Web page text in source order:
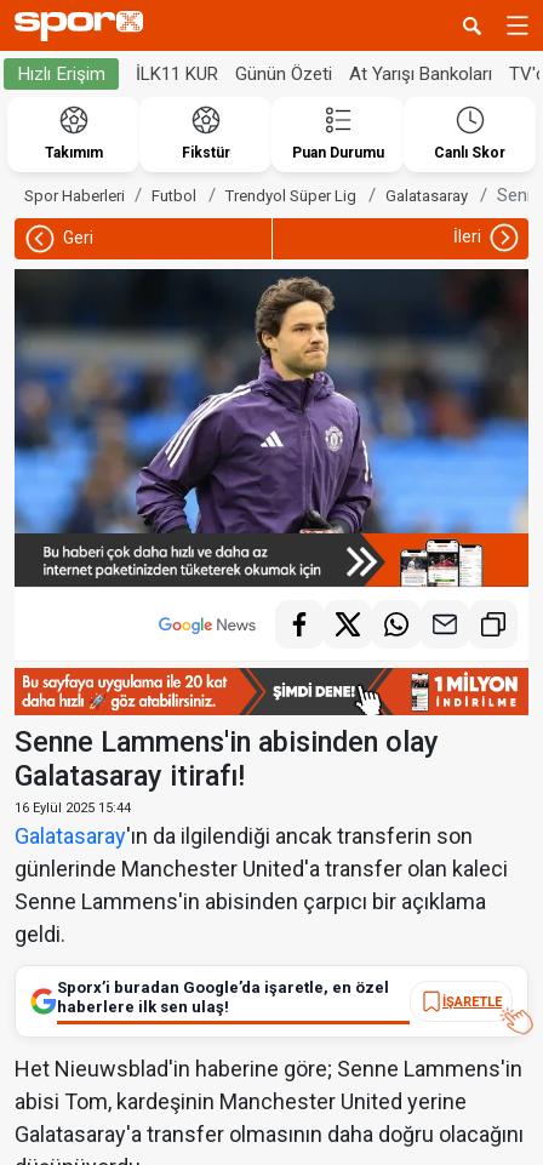
Hızlı Erişim İLK11 KUR Günün Özeti At Yarışı Bankoları
Takımım Fikstür Puan Durumu Canlı Skor
Spor Haberleri Futbol Trendyol Süper Lig Galatasaray
Geri İleri
Senne Lammens'in abisinden olay
Galatasaray itirafı!
16 Eylül 2025 15:44
Galatasaray'ın da ilgilendiği ancak transferin son
günlerinde Manchester United'a transfer olan kaleci
Senne Lammens'in abisinden çarpıcı bir açıklama
geldi.
Sporx’i buradan Google’da işaretle, en özel
haberlere ilk sen ulaş!
İŞARETLE
Het Nieuwsblad'in haberine göre; Senne Lammens'in
abisi Tom, kardeşinin Manchester United yerine
Galatasaray'a transfer olmasının daha doğru olacağını